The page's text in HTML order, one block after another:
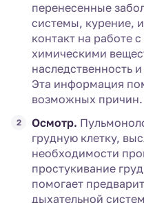
перенесенные
системы, курение,
контакт на работе
химическими
наследственность
Эта информация
возможных причин.
Осмотр.
грудную клетку,
необходимости
простукивание
помогает
дыхательной